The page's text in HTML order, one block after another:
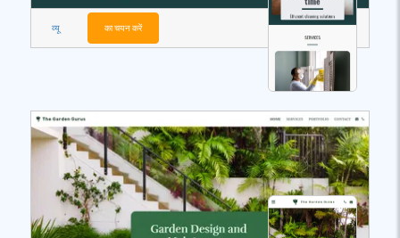
व्यू का चयन करें